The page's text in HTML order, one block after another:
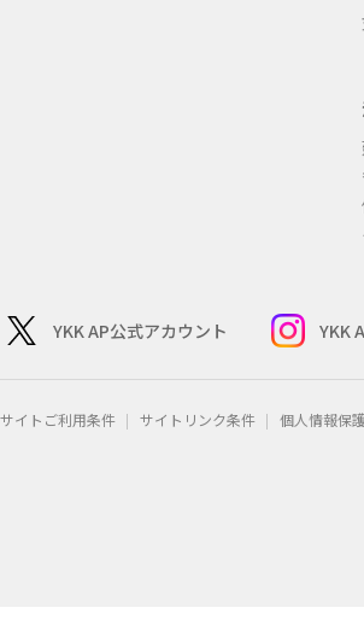
YKK AP公式アカウント YKK
サイトご利用条件 サイトリンク条件 個人情報保